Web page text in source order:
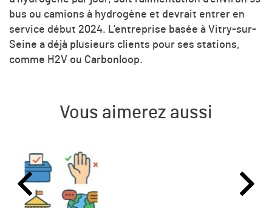
bus ou camions à hydrogène et devrait entrer en
service début 2024. L’entreprise basée à Vitry-sur-
Seine a déjà plusieurs clients pour ses stations,
comme H2V ou Carbonloop.
Vous aimerez aussi